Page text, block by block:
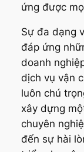
ứng được
Sự đa dạng
đáp ứng
doanh
dịch vụ vận
luôn chú
xây dựng
chuyên
đến sự hài